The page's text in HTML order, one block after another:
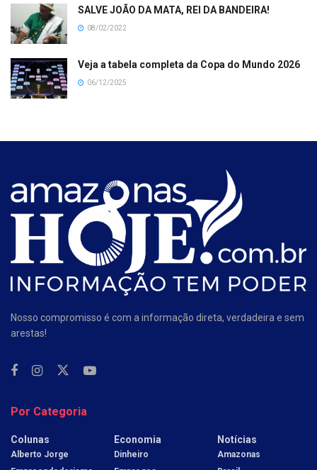
SALVE JOÃO DA MATA, REI DA BANDEIRA!
08/02/2022
Veja a tabela completa da Copa do Mundo 2026
06/12/2025
Nosso compromisso é com a informação direta, verdadeira e sem
arestas!
Por Categoria
Colunas
Alberto Jorge
Economia
Dinheiro
Notícias
Amazonas